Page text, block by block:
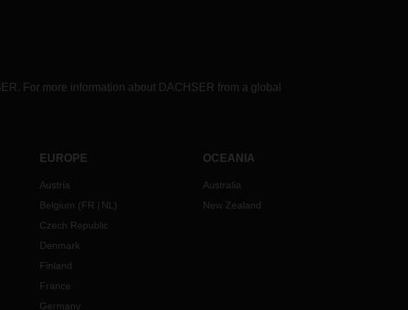
For more information about DACHSER from a global
EUROPE
Austria
Belgium (FR NL )
Czech Republic
Denmark
Finland
France
Germany
OCEANIA
Australia
New Zealand